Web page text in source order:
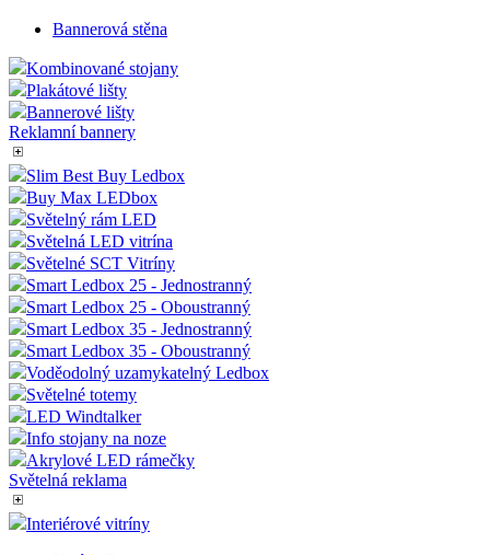
Bannerová stěna
X Bannery
Stolní Banner
Příslušenství
Street banner
Monster Frame
Bannerová stěna
Kombinované stojany
Plakátové lišty
Bannerové lišty
Reklamní bannery
Slim Best Buy Ledbox
Buy Max LEDbox
Světelný rám LED
Světelná LED vitrína
Světelné SCT Vitríny
Smart Ledbox 25 - Jednostranný
Smart Ledbox 25 - Oboustranný
Smart Ledbox 35 - Jednostranný
Voděodolný uzamykatelný Ledbox